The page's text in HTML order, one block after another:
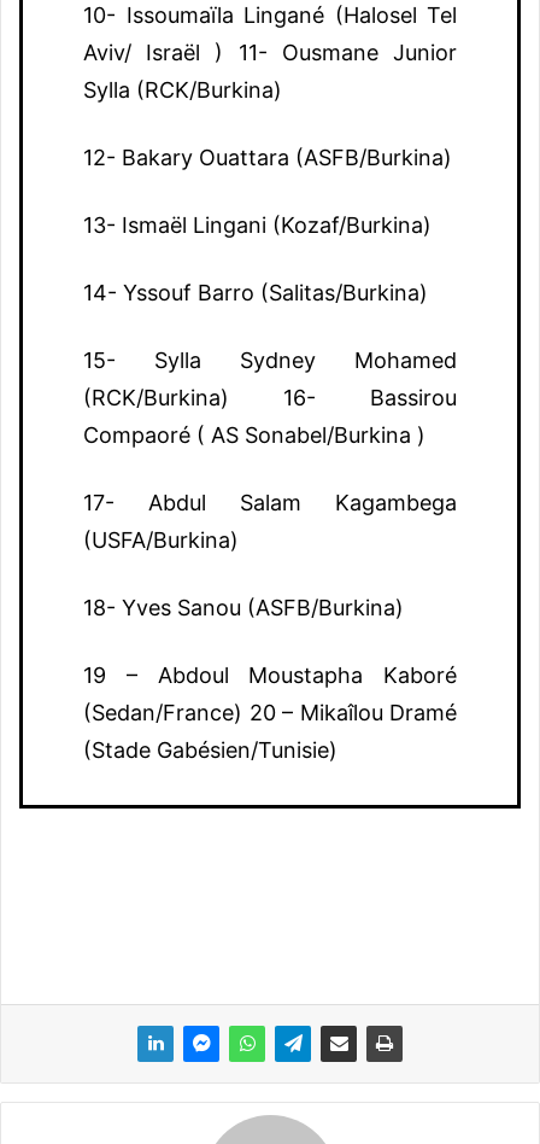
10- Issoumaïla Lingané (Halosel Tel
Aviv/ Israël ) 11- Ousmane Junior
Sylla (RCK/Burkina)
12- Bakary Ouattara (ASFB/Burkina)
13- Ismaël Lingani (Kozaf/Burkina)
14- Yssouf Barro (Salitas/Burkina)
15- Sylla Sydney Mohamed
(RCK/Burkina) 16- Bassirou
Compaoré ( AS Sonabel/Burkina )
17- Abdul Salam Kagambega
(USFA/Burkina)
18- Yves Sanou (ASFB/Burkina)
19 – Abdoul Moustapha Kaboré
(Sedan/France) 20 – Mikaîlou Dramé
(Stade Gabésien/Tunisie)